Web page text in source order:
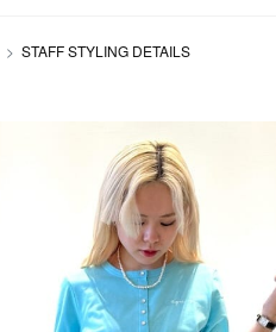
STAFF STYLING DETAILS